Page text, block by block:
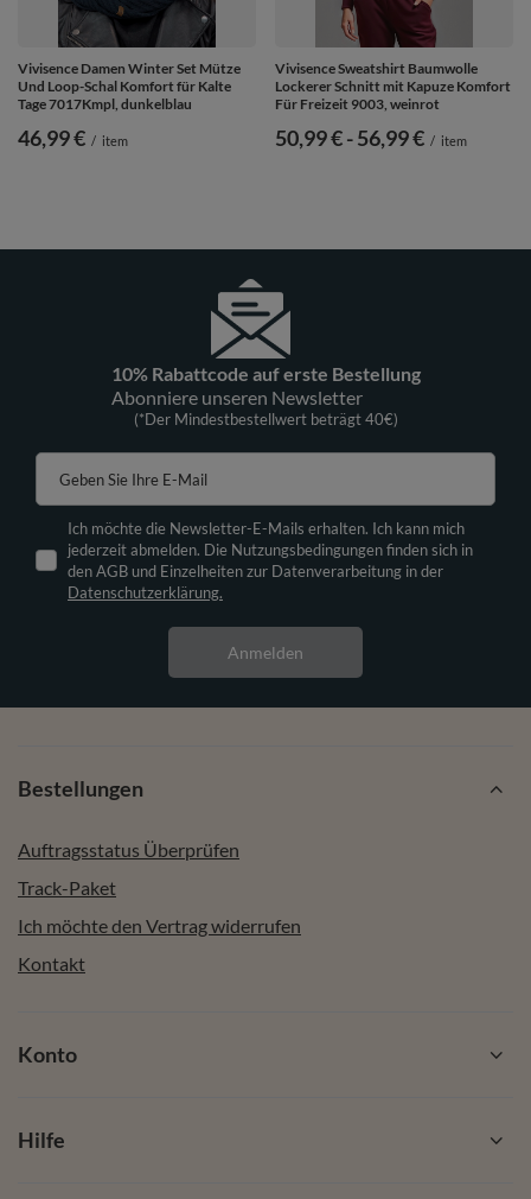
Vivisence Damen Winter Set Mütze
Und Loop-Schal Komfort für Kalte
Tage 7017Kmpl, dunkelblau
46,99 € / item
Vivisence Sweatshirt Baumwolle
Lockerer Schnitt mit Kapuze Komfort
Für Freizeit 9003, weinrot
ab
50,99 €-bis
56,99 € / item
10% Rabattcode auf erste Bestellung
Abonniere unseren Newsletter
(*Der Mindestbestellwert beträgt 40€)
Geben Sie Ihre E-Mail
Ich möchte die Newsletter-E-Mails erhalten. Ich kann mich
jederzeit abmelden. Die Nutzungsbedingungen finden sich in
den AGB und Einzelheiten zur Datenverarbeitung in der
Datenschutzerklärung.
Anmelden
Bestellungen
Auftragsstatus Überprüfen
Track-Paket
Ich möchte den Vertrag widerrufen
Kontakt
Konto
Hilfe